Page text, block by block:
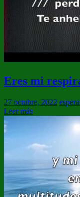
Eres mi
27 octubre, 2022
Leer más